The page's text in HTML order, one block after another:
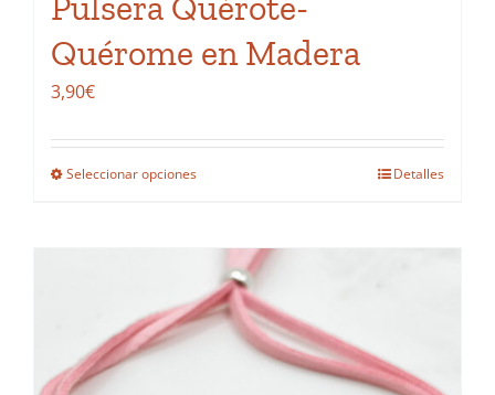
producto
Quérome en Madera
3,90€
Seleccionar opcionesEste
múltiples
variantes.
Las
opciones
Detalles